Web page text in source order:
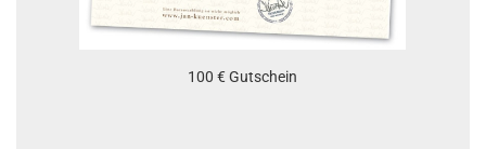
100 € Gutschein